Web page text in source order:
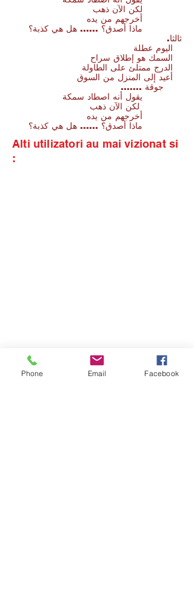
لكن الآن ذهب
أخرجهم من يده
ماذا أصدق؟ ...... هل هي كذبة؟
ثالثا.
اليوم عطلة
السمك هو إطلاق سراح
الدرج ممتلئ على الطاولة
أعيد إلى المنزل من السوق
جوقة .......
يقول أنه اصطاد سمكة
لكن الآن ذهب
أخرجهم من يده
ماذا أصدق؟ ...... هل هي كذبة؟
Alti utilizatori au mai vizionat si
:
Phone Email Facebook